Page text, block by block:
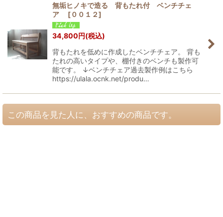
無垢ヒノキで造る 背もたれ付 ベンチチェ
ア
[００１２]
34,800円(税込)
背もたれを低めに作成したベンチチェア。 背も
たれの高いタイプや、棚付きのベンチも製作可
能です。 ↓ベンチチェア過去製作例はこちら
https://ulala.ocnk.net/produ…
この商品を見た人に、おすすめの商品です。